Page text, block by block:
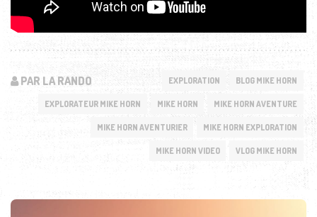
PAR LA RANDO EXPLORATION BLOG MIKE HORN
EXPLORATEUR MIKE HORN MIKE HORN MIKE HORN AVENTURE
MIKE HORN AVENTURIER MIKE HORN EXPLORATION
MIKE HORN VIDEO VLOG MIKE HORN